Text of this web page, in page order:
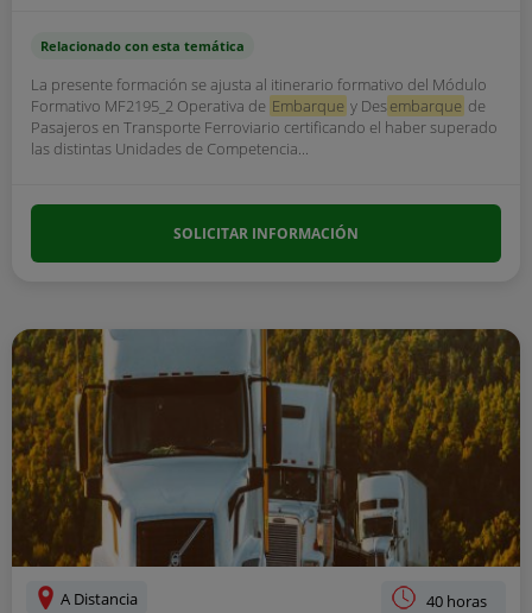
Relacionado con esta temática
La presente formación se ajusta al itinerario formativo del Módulo
Formativo MF2195_2 Operativa de Embarque y Desembarque de
Pasajeros en Transporte Ferroviario certificando el haber superado
las distintas Unidades de Competencia...
SOLICITAR INFORMACIÓN
A Distancia 40 horas